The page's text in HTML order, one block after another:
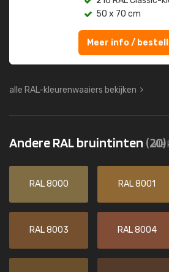
50 x 70 cm
Meer info /
alle RAL-kleurenwaaiers bekijken
Andere RAL bruintinten (20)
alle
RAL 8000 RAL 8001
RAL 8003 RAL 8004